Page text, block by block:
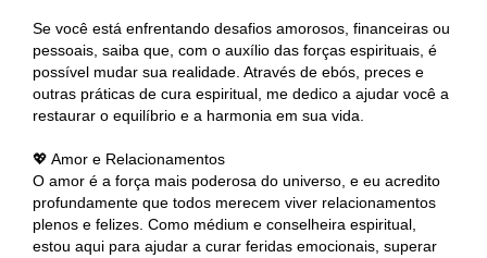
Se você está enfrentando desafios amorosos, financeiras ou
pessoais, saiba que, com o auxílio das forças espirituais, é
possível mudar sua realidade. Através de ebós, preces e
outras práticas de cura espiritual, me dedico a ajudar você a
restaurar o equilíbrio e a harmonia em sua vida.
💖 Amor e Relacionamentos
O amor é a força mais poderosa do universo, e eu acredito
profundamente que todos merecem viver relacionamentos
plenos e felizes. Como médium e conselheira espiritual,
estou aqui para ajudar a curar feridas emocionais, superar